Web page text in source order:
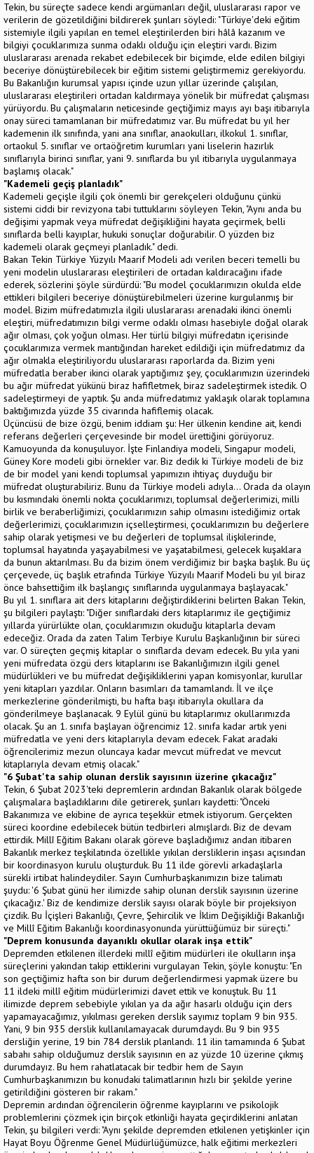
Tekin, bu süreçte sadece kendi argümanları değil, uluslararası rapor ve
verilerin de gözetildiğini bildirerek şunları söyledi: "Türkiye'deki eğitim
sistemiyle ilgili yapılan en temel eleştirilerden biri hâlâ kazanım ve
bilgiyi çocuklarımıza sunma odaklı olduğu için eleştiri vardı. Bizim
uluslararası arenada rekabet edebilecek bir biçimde, elde edilen bilgiyi
beceriye dönüştürebilecek bir eğitim sistemi geliştirmemiz gerekiyordu.
Bu Bakanlığın kurumsal yapısı içinde uzun yıllar üzerinde çalışılan,
uluslararası eleştirileri ortadan kaldırmaya yönelik bir müfredat çalışması
yürüyordu. Bu çalışmaların neticesinde geçtiğimiz mayıs ayı başı itibarıyla
onay süreci tamamlanan bir müfredatımız var. Bu müfredat bu yıl her
kademenin ilk sınıfında, yani ana sınıflar, anaokulları, ilkokul 1. sınıflar,
ortaokul 5. sınıflar ve ortaöğretim kurumları yani liselerin hazırlık
sınıflarıyla birinci sınıflar, yani 9. sınıflarda bu yıl itibarıyla uygulanmaya
başlamış olacak."
"Kademeli geçiş planladık"
Kademeli geçişle ilgili çok önemli bir gerekçeleri olduğunu çünkü
sistemi ciddi bir revizyona tabi tuttuklarını söyleyen Tekin, "Aynı anda bu
değişimi yapmak veya müfredat değişikliğini hayata geçirmek, belli
sınıflarda belli kayıplar, hukuki sonuçlar doğurabilir. O yüzden biz
kademeli olarak geçmeyi planladık." dedi.
Bakan Tekin Türkiye Yüzyılı Maarif Modeli adı verilen beceri temelli bu
yeni modelin uluslararası eleştirileri de ortadan kaldıracağını ifade
ederek, sözlerini şöyle sürdürdü: "Bu model çocuklarımızın okulda elde
ettikleri bilgileri beceriye dönüştürebilmeleri üzerine kurgulanmış bir
model. Bizim müfredatımızla ilgili uluslararası arenadaki ikinci önemli
eleştiri, müfredatımızın bilgi verme odaklı olması hasebiyle doğal olarak
ağır olması, çok yoğun olması. Her türlü bilgiyi müfredatın içerisinde
çocuklarımıza vermek mantığından hareket edildiği için müfredatımız da
ağır olmakla eleştiriliyordu uluslararası raporlarda da. Bizim yeni
müfredatla beraber ikinci olarak yaptığımız şey, çocuklarımızın üzerindeki
bu ağır müfredat yükünü biraz hafifletmek, biraz sadeleştirmek istedik. O
sadeleştirmeyi de yaptık. Şu anda müfredatımız yaklaşık olarak toplamına
baktığımızda yüzde 35 civarında hafiflemiş olacak.
Üçüncüsü de bize özgü, benim iddiam şu: Her ülkenin kendine ait, kendi
referans değerleri çerçevesinde bir model ürettiğini görüyoruz.
Kamuoyunda da konuşuluyor. İşte Finlandiya modeli, Singapur modeli,
Güney Kore modeli gibi örnekler var. Biz dedik ki Türkiye modeli de biz
de bir model yani kendi toplumsal yapımızın ihtiyaç duyduğu bir
müfredat oluşturabiliriz. Bunu da Türkiye modeli adıyla... Orada da olayın
bu kısmındaki önemli nokta çocuklarımızı, toplumsal değerlerimizi, milli
birlik ve beraberliğimizi, çocuklarımızın sahip olmasını istediğimiz ortak
değerlerimizi, çocuklarımızın içselleştirmesi, çocuklarımızın bu değerlere
sahip olarak yetişmesi ve bu değerleri de toplumsal ilişkilerinde,
toplumsal hayatında yaşayabilmesi ve yaşatabilmesi, gelecek kuşaklara
da bunun aktarılması. Bu da bizim önem verdiğimiz bir başka başlık. Bu üç
çerçevede, üç başlık etrafında Türkiye Yüzyılı Maarif Modeli bu yıl biraz
önce bahsettiğim ilk başlangıç sınıflarında uygulanmaya başlayacak."
Bu yıl 1. sınıflara ait ders kitaplarını değiştirdiklerini belirten Bakan Tekin,
şu bilgileri paylaştı: "Diğer sınıflardaki ders kitaplarımız ile geçtiğimiz
yıllarda yürürlükte olan, çocuklarımızın okuduğu kitaplarla devam
edeceğiz. Orada da zaten Talim Terbiye Kurulu Başkanlığının bir süreci
var. O süreçten geçmiş kitaplar o sınıflarda devam edecek. Bu yıla yani
yeni müfredata özgü ders kitaplarını ise Bakanlığımızın ilgili genel
müdürlükleri ve bu müfredat değişikliklerini yapan komisyonlar, kurullar
yeni kitapları yazdılar. Onların basımları da tamamlandı. İl ve ilçe
merkezlerine gönderilmişti, bu hafta başı itibarıyla okullara da
gönderilmeye başlanacak. 9 Eylül günü bu kitaplarımız okullarımızda
olacak. Şu an 1. sınıfa başlayan öğrencimiz 12. sınıfa kadar artık yeni
müfredatla ve yeni ders kitaplarıyla devam edecek. Fakat aradaki
öğrencilerimiz mezun oluncaya kadar mevcut müfredat ve mevcut
kitaplarıyla devam etmiş olacak."
"6 Şubat'ta sahip olunan derslik sayısının üzerine çıkacağız"
Tekin, 6 Şubat 2023'teki depremlerin ardından Bakanlık olarak bölgede
çalışmalara başladıklarını dile getirerek, şunları kaydetti: "Önceki
Bakanımıza ve ekibine de ayrıca teşekkür etmek istiyorum. Gerçekten
süreci koordine edebilecek bütün tedbirleri almışlardı. Biz de devam
ettirdik. Millî Eğitim Bakanı olarak göreve başladığımız andan itibaren
Bakanlık merkez teşkilatında özellikle yıkılan dersliklerin inşası açısından
bir koordinasyon kurulu oluşturduk. Bu 11 ilde görevli arkadaşlarla
sürekli irtibat halindeydiler. Sayın Cumhurbaşkanımızın bize talimatı
şuydu: '6 Şubat günü her ilimizde sahip olunan derslik sayısının üzerine
çıkacağız.' Biz de kendimize derslik sayısı olarak böyle bir projeksiyon
çizdik. Bu İçişleri Bakanlığı, Çevre, Şehircilik ve İklim Değişikliği Bakanlığı
ve Millî Eğitim Bakanlığı koordinasyonunda yürüttüğümüz bir süreçti."
"Deprem konusunda dayanıklı okullar olarak inşa ettik"
Depremden etkilenen illerdeki millî eğitim müdürleri ile okulların inşa
süreçlerini yakından takip ettiklerini vurgulayan Tekin, şöyle konuştu: "En
son geçtiğimiz hafta son bir durum değerlendirmesi yapmak üzere bu
11 ildeki millî eğitim müdürlerimizi davet ettik ve konuştuk. Bu 11
ilimizde deprem sebebiyle yıkılan ya da ağır hasarlı olduğu için ders
yapamayacağımız, yıkılması gereken derslik sayımız toplam 9 bin 935.
Yani, 9 bin 935 derslik kullanılamayacak durumdaydı. Bu 9 bin 935
dersliğin yerine, 19 bin 784 derslik planlandı. 11 ilin tamamında 6 Şubat
sabahı sahip olduğumuz derslik sayısının en az yüzde 10 üzerine çıkmış
durumdayız. Bu hem rahatlatacak bir tedbir hem de Sayın
Cumhurbaşkanımızın bu konudaki talimatlarının hızlı bir şekilde yerine
getirildiğini gösteren bir rakam."
Depremin ardından öğrencilerin öğrenme kayıplarını ve psikolojik
problemlerini çözmek için birçok etkinliği hayata geçirdiklerini anlatan
Tekin, şu bilgileri verdi: "Aynı şekilde depremden etkilenen yetişkinler için
Hayat Boyu Öğrenme Genel Müdürlüğümüzce, halk eğitimi merkezleri